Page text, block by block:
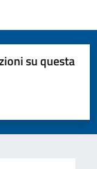
su questa